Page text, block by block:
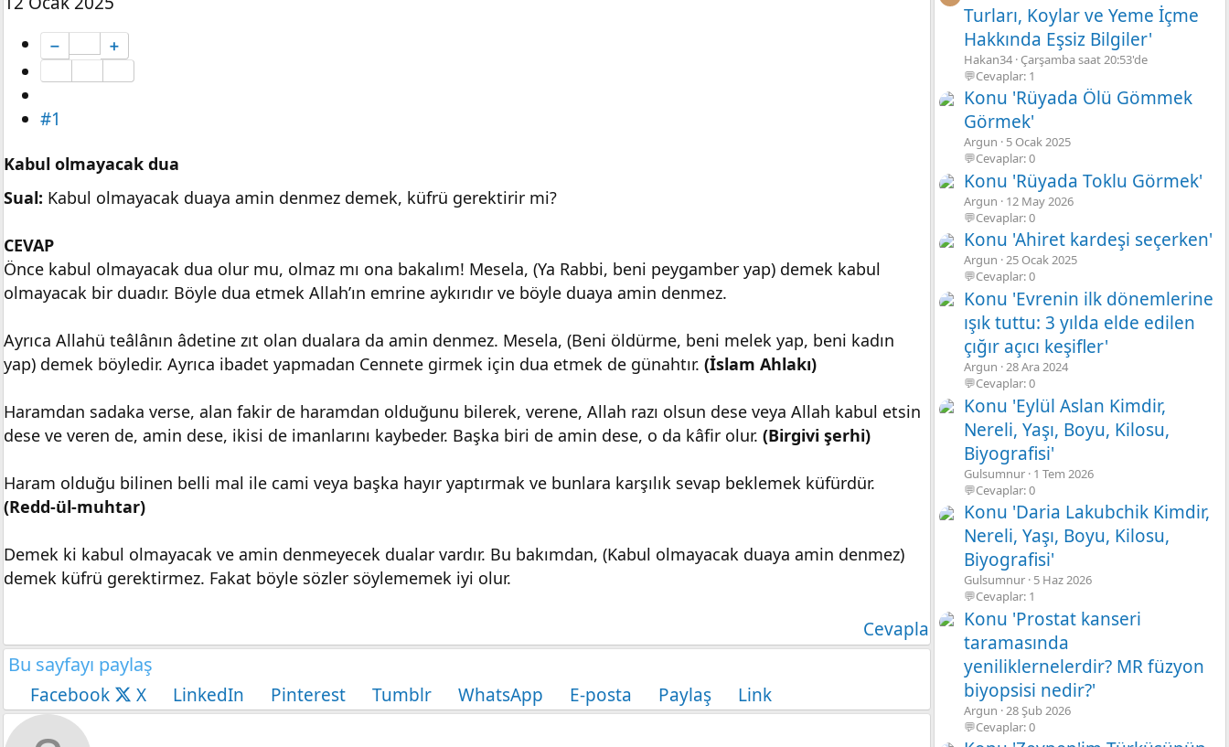
➖ ➕
#1
Kabul olmayacak dua
Sual: Kabul olmayacak duaya amin denmez demek, küfrü gerektirir mi?
CEVAP
Önce kabul olmayacak dua olur mu, olmaz mı ona bakalım! Mesela, (Ya Rabbi, beni peygamber yap) demek kabul
olmayacak bir duadır. Böyle dua etmek Allah’ın emrine aykırıdır ve böyle duaya amin denmez.
Ayrıca Allahü teâlânın âdetine zıt olan dualara da amin denmez. Mesela, (Beni öldürme, beni melek yap, beni kadın
yap) demek böyledir. Ayrıca ibadet yapmadan Cennete girmek için dua etmek de günahtır. (İslam Ahlakı)
Haramdan sadaka verse, alan fakir de haramdan olduğunu bilerek, verene, Allah razı olsun dese veya Allah kabul etsin
dese ve veren de, amin dese, ikisi de imanlarını kaybeder. Başka biri de amin dese, o da kâfir olur. (Birgivi şerhi)
Haram olduğu bilinen belli mal ile cami veya başka hayır yaptırmak ve bunlara karşılık sevap beklemek küfürdür.
(Redd-ül-muhtar)
Demek ki kabul olmayacak ve amin denmeyecek dualar vardır. Bu bakımdan, (Kabul olmayacak duaya amin denmez)
demek küfrü gerektirmez. Fakat böyle sözler söylememek iyi olur.
Cevapla
Bu sayfayı paylaş
Facebook X LinkedIn Pinterest Tumblr WhatsApp E-posta Paylaş Link
Turları, Koylar ve Yeme İçme
Hakkında Eşsiz Bilgiler'
Hakan34 Çarşamba saat 20:53'de
💬Cevaplar: 1
Konu 'Rüyada Ölü Gömmek
Görmek'
Argun
5 Ocak 2025
💬Cevaplar: 0
Konu 'Rüyada Toklu Görmek'
Argun
12 May 2026
💬Cevaplar: 0
Konu 'Ahiret kardeşi seçerken'
Argun 25 Ocak 2025
💬Cevaplar: 0
Konu 'Evrenin ilk dönemlerine
ışık tuttu: 3 yılda elde edilen
çığır açıcı keşifler'
Argun 28 Ara 2024
💬Cevaplar: 0
Konu 'Eylül Aslan Kimdir,
Nereli, Yaşı, Boyu, Kilosu,
Biyografisi'
Gulsumnur 1 Tem 2026
💬Cevaplar: 0
Konu 'Daria Lakubchik Kimdir,
Nereli, Yaşı, Boyu, Kilosu,
Biyografisi'
Gulsumnur 5 Haz 2026
💬Cevaplar: 1
Konu 'Prostat kanseri
taramasında
yeniliklernelerdir? MR füzyon
biyopsisi nedir?'
Argun 28 Şub 2026
💬Cevaplar: 0